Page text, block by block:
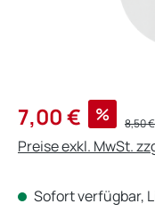
Verkaufspreis:
7,00 € % 8,50 €
Preise exkl. MwSt.
Sofort verfügbar,